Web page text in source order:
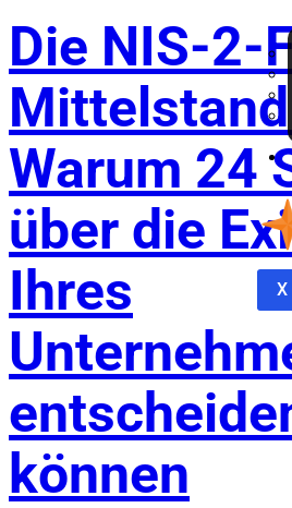
X
Die NIS-2-
Warum 24
über die
Ihres
können